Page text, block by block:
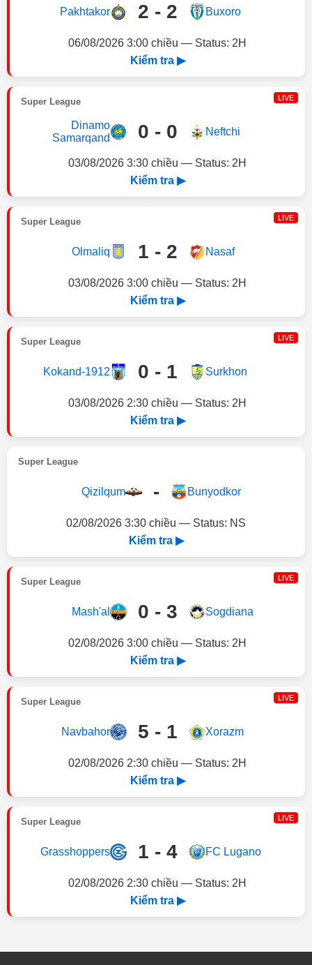
Pakhtakor 2 - 2 Buxoro
06/08/2026 3:00 chiều — Status: 2H
Kiểm tra ▶
Super League LIVE
Dinamo
Samarqand
0 - 0 Neftchi
03/08/2026 3:30 chiều — Status: 2H
Kiểm tra ▶
Super League LIVE
Olmaliq 1 - 2 Nasaf
03/08/2026 3:00 chiều — Status: 2H
Kiểm tra ▶
Super League LIVE
Kokand-1912 0 - 1 Surkhon
03/08/2026 2:30 chiều — Status: 2H
Kiểm tra ▶
Super League
Qizilqum - Bunyodkor
02/08/2026 3:30 chiều — Status: NS
Kiểm tra ▶
Super League LIVE
Mash'al 0 - 3 Sogdiana
02/08/2026 3:00 chiều — Status: 2H
Kiểm tra ▶
Super League LIVE
Navbahor 5 - 1 Xorazm
02/08/2026 2:30 chiều — Status: 2H
Kiểm tra ▶
Super League LIVE
Grasshoppers 1 - 4 FC Lugano
02/08/2026 2:30 chiều — Status: 2H
Kiểm tra ▶